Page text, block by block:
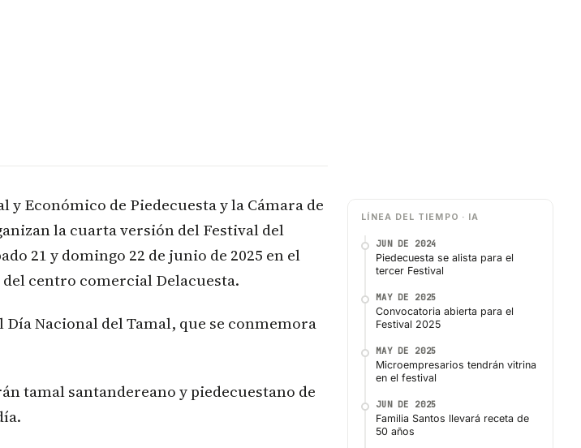
y Económico de Piedecuesta y la Cámara de
la cuarta versión del Festival del
21 y domingo 22 de junio de 2025 en el
centro comercial Delacuesta.
Nacional del Tamal, que se conmemora
tamal santandereano y piedecuestano de
LÍNEA DEL TIEMPO · IA
JUN DE 2024
Piedecuesta se alista para el
tercer Festival
MAY DE 2025
Convocatoria abierta para el
Festival 2025
MAY DE 2025
Microempresarios tendrán vitrina
en el festival
JUN DE 2025
Familia Santos llevará receta de
50 años